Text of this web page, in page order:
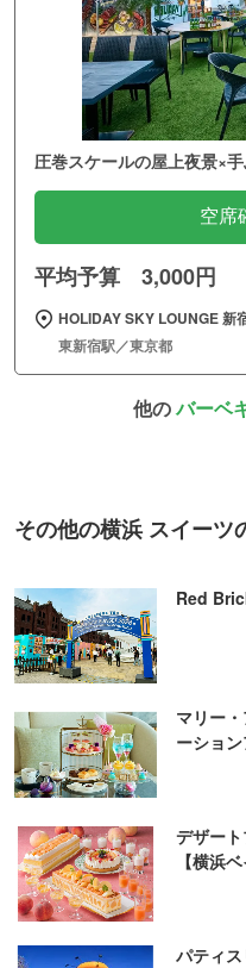
圧巻スケールの屋上夜景×
空席
平均予算 3,000円
HOLIDAY SKY LOUNGE 新
東新宿駅／東京都
他のバーベ
その他の横浜 スイーツ
Red
マリー
ーショ
デザート
【横浜
パティ